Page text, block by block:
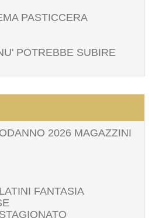
PASTICCERA
POTREBBE SUBIRE
2026 MAGAZZINI
FANTASIA